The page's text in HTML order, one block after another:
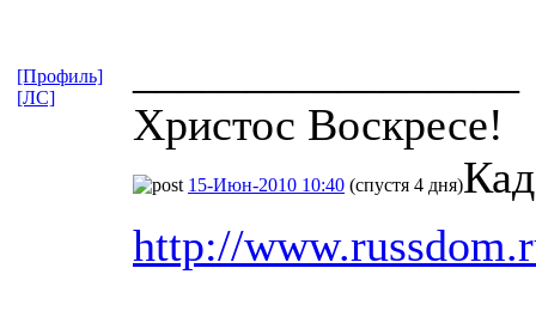
Христос Воскресе!
[Профиль]
[ЛС]
15-Июн-2010 10:40 (спустя 4 дня)
http://